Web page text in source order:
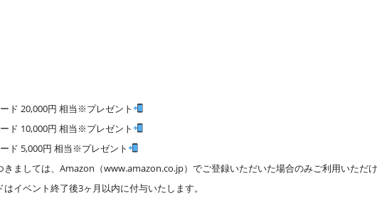
ド 20,000円 相当※プレゼント
ド 10,000円 相当※プレゼント
ド 5,000円 相当※プレゼント
ましては、Amazon（www.amazon.co.jp）でご登録いただいた場合のみご利用いただ
イベント終了後3ヶ月以内に付与いたします。